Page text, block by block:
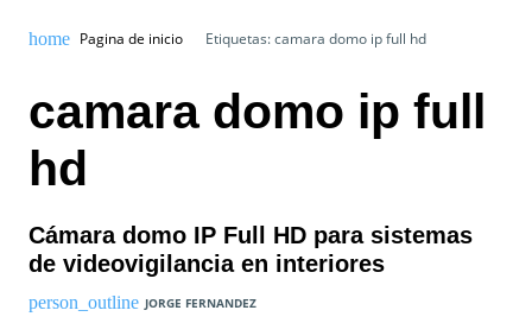
Pagina de inicio Etiquetas: camara domo ip full hd
camara domo ip full
hd
Cámara domo IP Full HD para sistemas
de videovigilancia en interiores
JORGE FERNANDEZ